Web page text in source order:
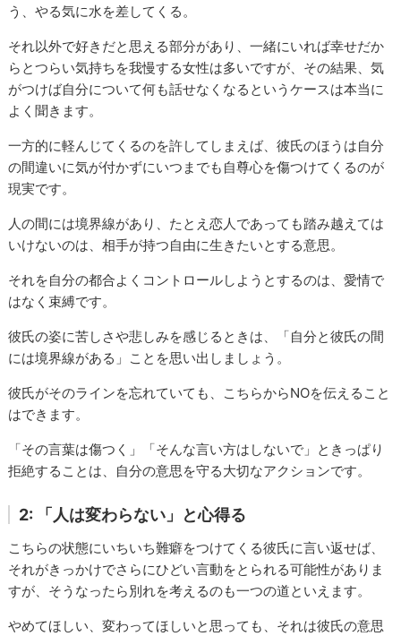
う、やる気に水を差してくる。
それ以外で好きだと思える部分があり、一緒にいれば幸せだか
らとつらい気持ちを我慢する女性は多いですが、その結果、気
がつけば自分について何も話せなくなるというケースは本当に
よく聞きます。
一方的に軽んじてくるのを許してしまえば、彼氏のほうは自分
の間違いに気が付かずにいつまでも自尊心を傷つけてくるのが
現実です。
人の間には境界線があり、たとえ恋人であっても踏み越えては
いけないのは、相手が持つ自由に生きたいとする意思。
それを自分の都合よくコントロールしようとするのは、愛情で
はなく束縛です。
彼氏の姿に苦しさや悲しみを感じるときは、「自分と彼氏の間
には境界線がある」ことを思い出しましょう。
彼氏がそのラインを忘れていても、こちらからNOを伝えること
はできます。
「その言葉は傷つく」「そんな言い方はしないで」ときっぱり
拒絶することは、自分の意思を守る大切なアクションです。
2: 「人は変わらない」と心得る
こちらの状態にいちいち難癖をつけてくる彼氏に言い返せば、
それがきっかけでさらにひどい言動をとられる可能性がありま
すが、そうなったら別れを考えるのも一つの道といえます。
やめてほしい、変わってほしいと思っても、それは彼氏の意思